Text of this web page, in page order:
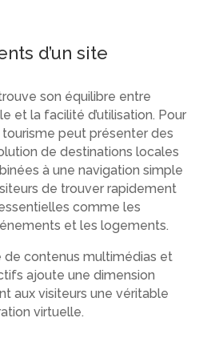
d’un site
son équilibre entre
et la facilité d’utilisation. Pour
tourisme peut présenter des
de destinations locales
à une navigation simple
de trouver rapidement
comme les
et les logements.
de contenus multimédias et
ajoute une dimension
aux visiteurs une véritable
virtuelle.